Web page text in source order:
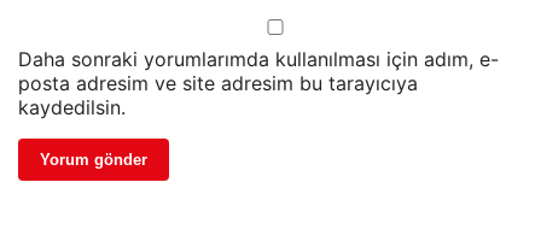
Daha sonraki yorumlarımda kullanılması için adım, e-
posta adresim ve site adresim bu tarayıcıya
kaydedilsin.